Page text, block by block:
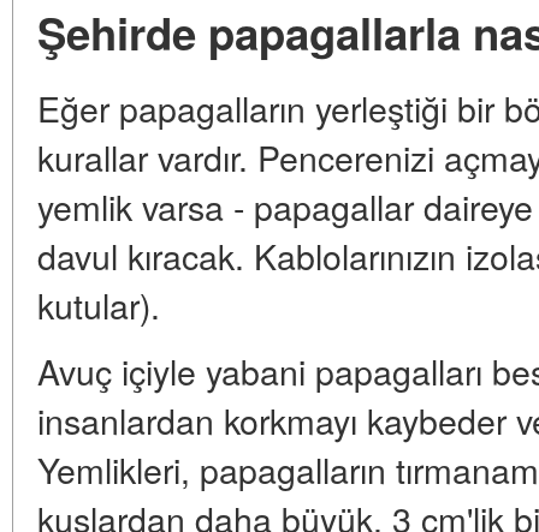
Şehirde papagallarla
Eğer papagalların yerleştiği bir
kurallar vardır. Pencerenizi
yemlik varsa - papagallar
davul kıracak. Kablolarınızın
kutular).
Avuç içiyle yabani papagalları
insanlardan korkmayı kaybeder
Yemlikleri, papagalların
kuşlardan daha büyük, 3 cm'lik